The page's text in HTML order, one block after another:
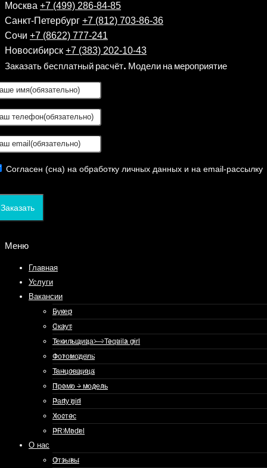
Москва +7 (499) 286-84-85
Санкт-Петербург +7 (812) 703-86-36
Сочи +7 (8622) 777-241
Новосибирск +7 (383) 202-10-43
Заказать бесплатный расчёт. Модели на мероприятие
Согласен (сна) на обработку личных данных и на email-рассылку
Заказать
Меню
Главная
Услуги
Вакансии
Букер
Скаут
Текильщица — Tequila girl
Фотомодель
Танцовщица
Промо – модель
Party girl
Хостес
PR Model
О нас
Отзывы